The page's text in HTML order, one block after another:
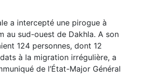
a intercepté une pirogue à
au sud-ouest de Dakhla. A son
124 personnes, dont 12
à la migration irrégulière, a
de l’État-Major Général